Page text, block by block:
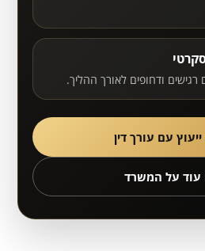
ודחופים לאורך ההליך.
עם עורך דין
עוד על המשרד